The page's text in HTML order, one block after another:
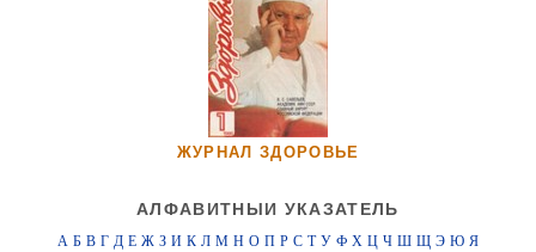
ЖУРНАЛ ЗДОРОВЬЕ
АЛФАВИТНЫЙ УКАЗАТЕЛЬ
А Б В Г Д Е Ж З И К Л М Н О П Р С Т У Ф Х Ц Ч Ш Щ Э Ю Я